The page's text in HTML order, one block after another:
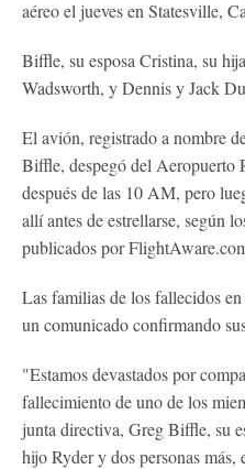
aéreo el jueves en Statesville,
Biffle, su esposa Cristina, su
Wadsworth, y Dennis y Jack
El avión, registrado a nombre
Biffle, despegó del Aeropuerto
después de las 10 AM, pero
allí antes de estrellarse, según
publicados por
Las familias de los fallecidos
un comunicado confirmando
"Estamos devastados por
fallecimiento de uno de los
junta directiva, Greg Biffle, su
hijo Ryder y dos personas más,